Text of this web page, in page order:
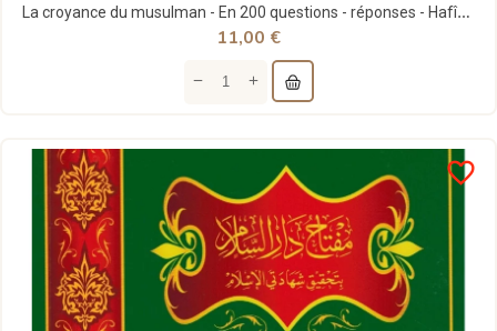
La croyance du musulman - En 200 questions - réponses - Hafîz Al-Hakamî - al hadith
11,00 €
favorite_border